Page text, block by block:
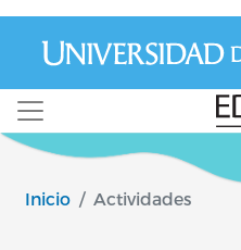
Image
Inicio Actividades